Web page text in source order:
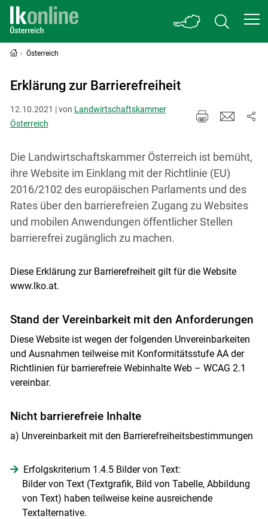
Österreich
Erklärung zur Barrierefreiheit
12.10.2021 | von Landwirtschaftskammer
Österreich
Die Landwirtschaftskammer Österreich ist bemüht,
ihre Website im Einklang mit der Richtlinie (EU)
2016/2102 des europäischen Parlaments und des
Rates über den barrierefreien Zugang zu Websites
und mobilen Anwendungen öffentlicher Stellen
barrierefrei zugänglich zu machen.
Diese Erklärung zur Barrierefreiheit gilt für die Website
www.lko.at.
Stand der Vereinbarkeit mit den Anforderungen
Diese Website ist wegen der folgenden Unvereinbarkeiten
und Ausnahmen teilweise mit Konformitätsstufe AA der
Richtlinien für barrierefreie Webinhalte Web – WCAG 2.1
vereinbar.
Nicht barrierefreie Inhalte
a) Unvereinbarkeit mit den Barrierefreiheitsbestimmungen
Erfolgskriterium 1.4.5 Bilder von Text:
Bilder von Text (Textgrafik, Bild von Tabelle, Abbildung
von Text) haben teilweise keine ausreichende
Textalternative.